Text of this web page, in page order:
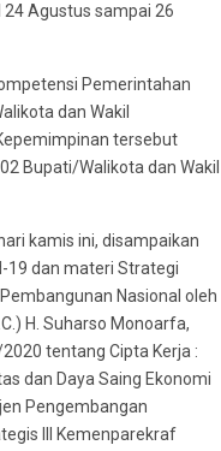
Agustus sampai 26
Pemerintahan
dan Wakil
tersebut
Bupati/Walikota dan Wakil
kamis ini, disampaikan
19 dan materi Strategi
Nasional oleh
H. Suharso Monoarfa,
tentang Cipta Kerja :
dan Daya Saing Ekonomi
Pengembangan
III Kemenparekraf